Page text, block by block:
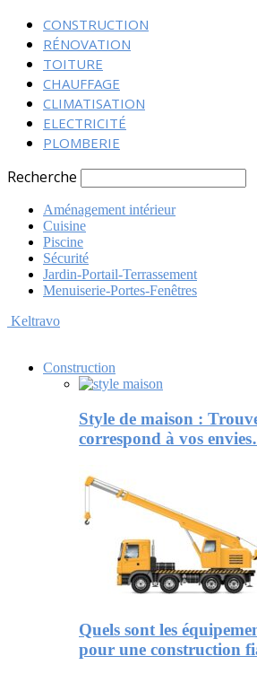
CONSTRUCTION
RÉNOVATION
TOITURE
CHAUFFAGE
CLIMATISATION
ELECTRICITÉ
PLOMBERIE
Recherche
Aménagement intérieur
Cuisine
Piscine
Sécurité
Jardin-Portail-Terrassement
Menuiserie-Portes-Fenêtres
Keltravo
Construction
Style de maison :
correspond à vos
Quels sont les
pour une construction